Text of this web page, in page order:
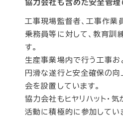
協力会社も含めた安全管理
工事現場監督者、工事作業
乗務員等に対して、教育訓
す。
生産事業場内で行う工事
円滑な遂行と安全確保の向
会を設置しています。
協力会社もヒヤリハット・
活動に積極的に参加してい